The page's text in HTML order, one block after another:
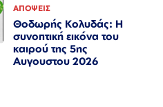
ΑΠΟΨΕΙΣ
Θοδωρής Κολυδάς: Η
συνοπτική εικόνα του
καιρού της 5ης
Αυγουστου 2026